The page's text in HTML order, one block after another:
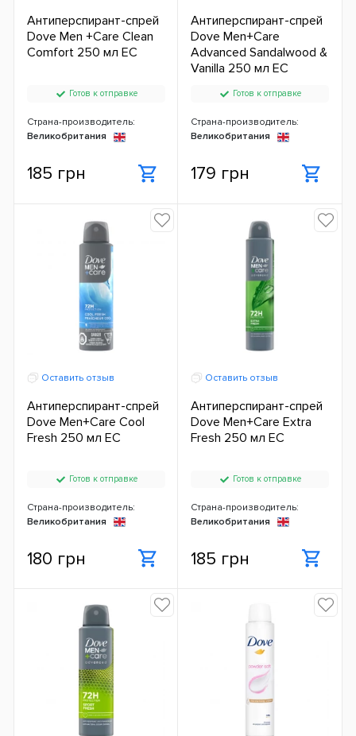
Антиперспирант-спрей
Dove Men +Care Clean
Comfort 250 мл ЕС
Готов к отправке
Страна-производитель:
Великобритания
185 грн
Антиперспирант-спрей
Dove Men+Care
Advanced Sandalwood &
Vanilla 250 мл ЕС
Готов к отправке
Страна-производитель:
Великобритания
179 грн
Оставить отзыв
Антиперспирант-спрей
Dove Men+Care Cool
Fresh 250 мл ЕС
Готов к отправке
Страна-производитель:
Великобритания
180 грн
Оставить отзыв
Антиперспирант-спрей
Dove Men+Care Extra
Fresh 250 мл ЕС
Готов к отправке
Страна-производитель:
Великобритания
185 грн